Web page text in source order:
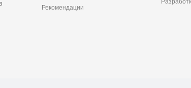
Рекомендации